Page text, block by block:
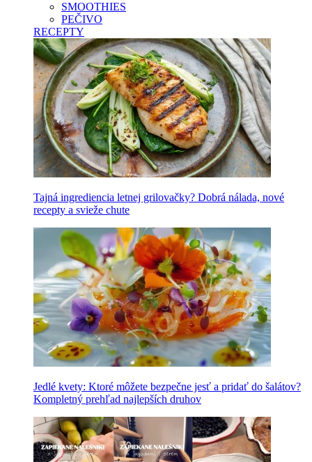
SMOOTHIES
PEČIVO
RECEPTY
Tajná ingrediencia letnej grilovačky? Dobrá nálada, nové
recepty a svieže chute
Jedlé kvety: Ktoré môžete bezpečne jesť a pridať do šalátov?
Kompletný prehľad najlepších druhov